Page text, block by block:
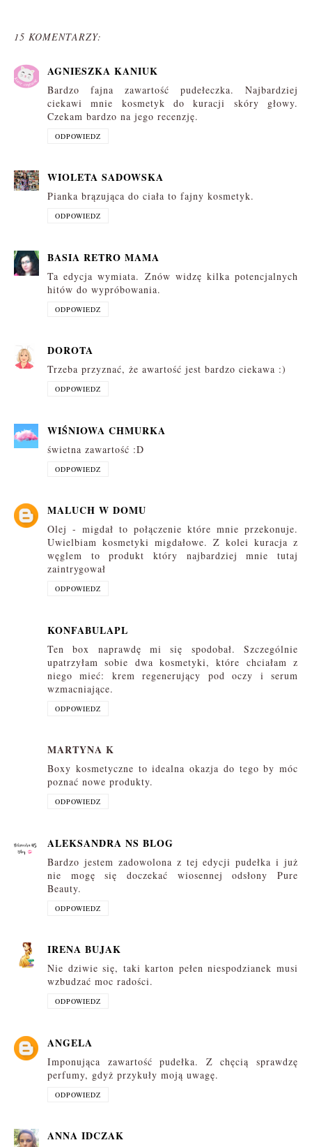
15 KOMENTARZY:
AGNIESZKA KANIUK
Bardzo fajna zawartość pudełeczka. Najbardziej
ciekawi mnie kosmetyk do kuracji skóry głowy.
Czekam bardzo na jego recenzję.
ODPOWIEDZ
WIOLETA SADOWSKA
Pianka brązująca do ciała to fajny kosmetyk.
ODPOWIEDZ
BASIA RETRO MAMA
Ta edycja wymiata. Znów widzę kilka potencjalnych
hitów do wypróbowania.
ODPOWIEDZ
DOROTA
Trzeba przyznać, że awartość jest bardzo ciekawa :)
ODPOWIEDZ
WIŚNIOWA CHMURKA
świetna zawartość :D
ODPOWIEDZ
MALUCH W DOMU
Olej - migdał to połączenie które mnie przekonuje.
Uwielbiam kosmetyki migdałowe. Z kolei kuracja z
węglem to produkt który najbardziej mnie tutaj
zaintrygował
ODPOWIEDZ
KONFABULAPL
Ten box naprawdę mi się spodobał. Szczególnie
upatrzyłam sobie dwa kosmetyki, które chciałam z
niego mieć: krem regenerujący pod oczy i serum
wzmacniające.
ODPOWIEDZ
MARTYNA K
Boxy kosmetyczne to idealna okazja do tego by móc
poznać nowe produkty.
ODPOWIEDZ
ALEKSANDRA NS BLOG
Bardzo jestem zadowolona z tej edycji pudełka i już
nie mogę się doczekać wiosennej odsłony Pure
Beauty.
ODPOWIEDZ
IRENA BUJAK
Nie dziwie się, taki karton pełen niespodzianek musi
wzbudzać moc radości.
ODPOWIEDZ
ANGELA
Imponująca zawartość pudełka. Z chęcią sprawdzę
perfumy, gdyż przykuły moją uwagę.
ODPOWIEDZ
ANNA IDCZAK